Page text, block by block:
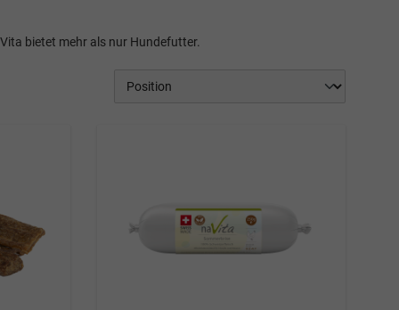
bietet mehr als nur Hundefutter.